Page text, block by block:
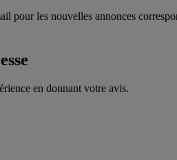
pour les nouvelles annonces
en donnant votre avis.